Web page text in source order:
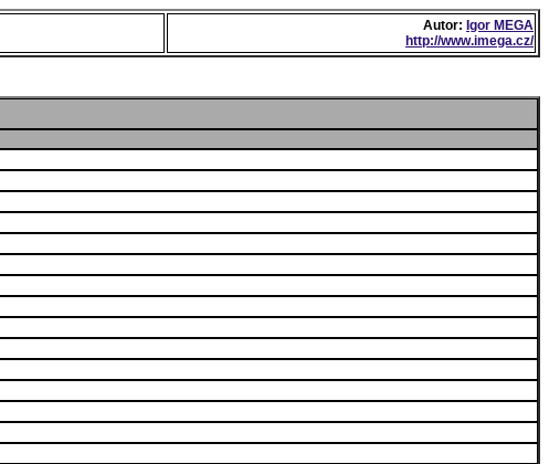
Autor: Igor MEGA
http://www.imega.cz/